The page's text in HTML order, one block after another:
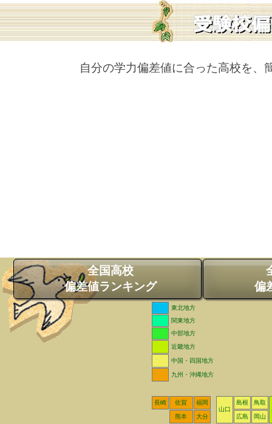
自分の学力偏差値に合った高校を、
全国高校
偏差値ランキング
偏
東北地方
関東地方
中部地方
近畿地方
中国・四国地方
九州・沖縄地方
長崎 佐賀
福岡
山口
島根
鳥取
熊本
大分 広島 岡山